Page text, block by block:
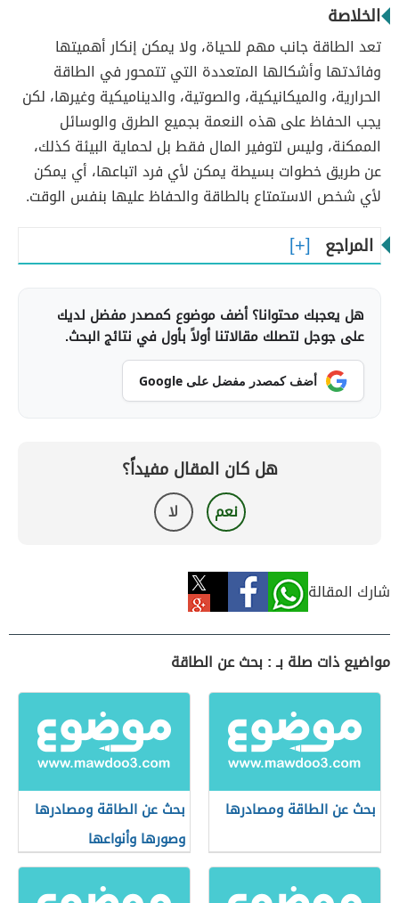
الخلاصة
تعد الطاقة جانب مهم للحياة، ولا يمكن إنكار أهميتها
وفائدتها وأشكالها المتعددة التي تتمحور في الطاقة
الحرارية، والميكانيكية، والصوتية، والديناميكية وغيرها، لكن
يجب الحفاظ على هذه النعمة بجميع الطرق والوسائل
الممكنة، وليس لتوفير المال فقط بل لحماية البيئة كذلك،
عن طريق خطوات بسيطة يمكن لأي فرد اتباعها، أي يمكن
لأي شخص الاستمتاع بالطاقة والحفاظ عليها بنفس الوقت.
المراجع
هل يعجبك محتوانا؟ أضف موضوع كمصدر مفضل لديك
على جوجل لتصلك مقالاتنا أولاً بأول في نتائج البحث.
أضف كمصدر مفضل على Google
هل كان المقال مفيداً؟
نعم لا
شارك المقالة
مواضيع ذات صلة بـ : بحث عن الطاقة
بحث عن الطاقة ومصادرها
بحث عن الطاقة ومصادرها
وصورها وأنواعها